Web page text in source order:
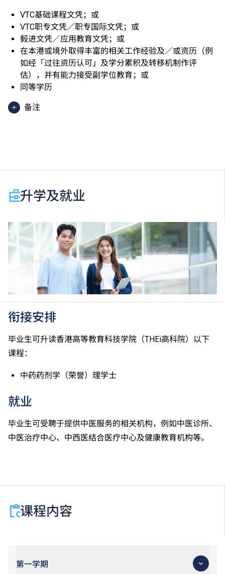
VTC基础课程文凭；或
VTC职专文凭／职专国际文凭；或
毅进文凭／应用教育文凭；或
在本港或境外取得丰富的相关工作经验及／或资历（例
如经「过往资历认可」及学分累积及转移机制作评
估），并有能力接受副学位教育；或
同等学历
备注
于申请入学时只可计算一科其他语言科目（丙类科
目）。2024年及以前之其他语言科目取得「D或E级」
香港中学文凭考试科目成绩达「第二级」／「第三
级」。 2025年或以后之法语／德语／西班牙语语言能
力水平达A2或以上、日语达N3或以上 及 韩语达TOPIK
II, 3级或以上，均被接受为一般入学条件中的五科之
一。2026年起，乌尔都语成绩达E级或以上亦会被接
受。详情请按
此处。
绩，于申请入学时会被视为等同香港中学文凭考试科目
成绩达「第二级」。
如五科香港中学文凭考试的其中一科为公民与社会发展
其他四个香港中学文凭考试科目（包括中国语文和英国
语文）取得第二级或以上成绩。另外，数学科延伸部分
入学条件中的五科之一。如申请人同时持有单元一及单
元二成绩，于申请入学时只计算成绩较佳的一个单元。
适用于持中专教育文凭／职专文凭（于2017/18学年或
修毕职专国际文凭课程的学生，可按其BTEC及IGCSE
升学及就业
衔接安排
毕业生可升读香港高等教育科技学院（THEi高科院）以下
课程：
中药药剂学（荣誉）理学士
就业
毕业生可受聘于提供中医服务的相关机构，例如中医诊所、
中医治疗中心、中西医结合医疗中心及健康教育机构等。
课程内容
第一学期